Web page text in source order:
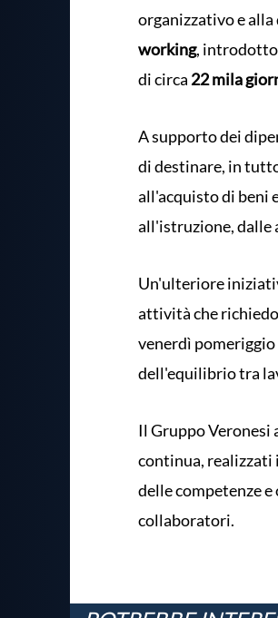
organizzativo e
working, introdotto
di circa 22 mila
A supporto dei
di destinare, in
all'acquisto di beni
all'istruzione, dalle
Un'ulteriore
attività che
venerdì
dell'equilibrio tra
Il Gruppo Veronesi
continua, realizzati
delle competenze
collaboratori.